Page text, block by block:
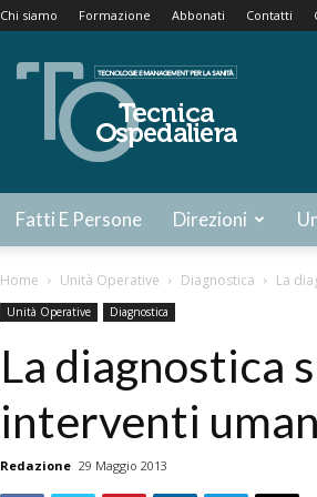
Chi siamo Formazione Abbonati Contatti
Tecnica
Ospedaliera
Fatti E Persone Direzioni
Home Unità Operative Diagnostica La
Unità Operative Diagnostica
La diagnostica
interventi
Redazione 29 Maggio 2013